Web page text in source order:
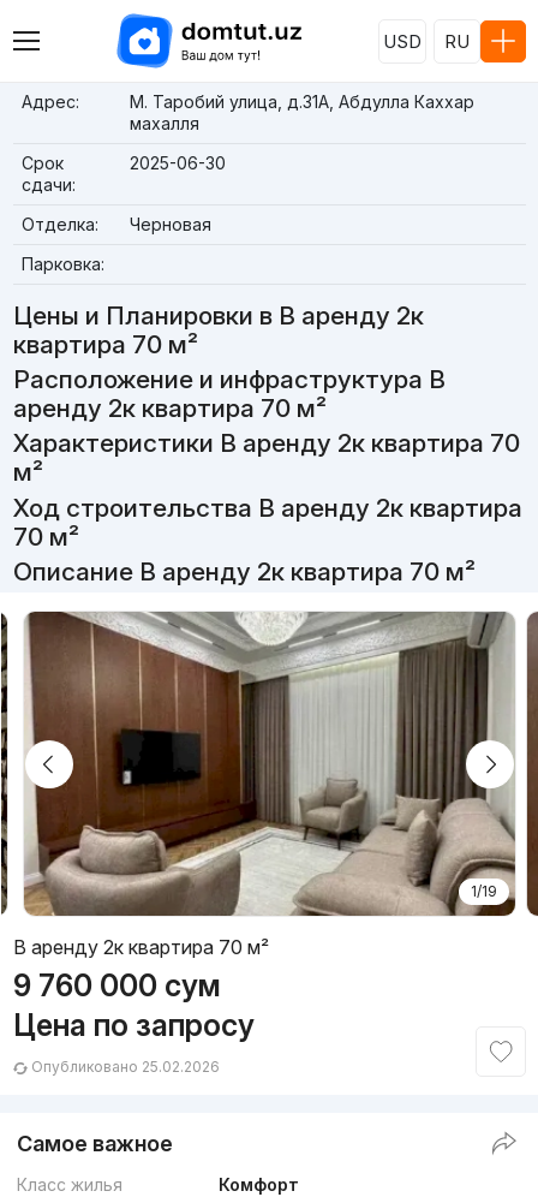
USD RU
Адрес:
М. Таробий улица, д.31A, Абдулла Каххар
махалля
Срок
сдачи:
2025-06-30
Отделка:
Черновая
Парковка:
Цены и Планировки в В аренду 2к
квартира 70 м²
Расположение и инфраструктура В
аренду 2к квартира 70 м²
Характеристики В аренду 2к квартира 70
м²
Ход строительства В аренду 2к квартира
70 м²
Описание В аренду 2к квартира 70 м²
1/19
В аренду 2к квартира 70 м²
9 760 000 сум
Цена по запросу
Опубликовано 25.02.2026
Самое важное
Класс жилья
Комфорт